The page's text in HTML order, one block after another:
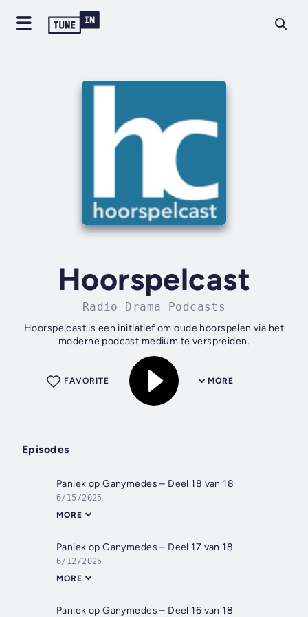
Hoorspelcast
Radio Drama Podcasts
Hoorspelcast is een initiatief om oude hoorspelen via het
moderne podcast medium te verspreiden.
MORE
FAVORITE
Episodes
Paniek op Ganymedes – Deel 18 van 18
6/15/2025
MORE
Paniek op Ganymedes – Deel 17 van 18
6/12/2025
MORE
Paniek op Ganymedes – Deel 16 van 18